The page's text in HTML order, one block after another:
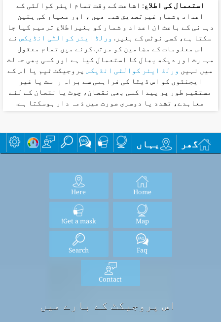
استعمال کی اطلاع: اشاعت کے وقت تمام ایئر کوالٹی کے
اعداد وشمار غیرتصدیق شدہ ھیں ، اور معیار کی یقین
دہانی کے باعث ان اعداد و شمار کو بغیراطلاع ترمیم کیا جا
سکتا ہے، کسی نوٹس کے بغیر.ورلڈ ایئر کوالٹی انڈیکسنے
اس معلومات کے مضامین کو مرتب کرنے میں تمام معقول
مہارت اور دیکھ بھال کا استعمال کیا ہے اور کسی بھی حالت
میں نہیںورلڈ ایئر کوالٹی انڈیکسپروجیکٹ ٹیم یا اس کے
ایجنٹوں کو اس ڈیٹا کی فراہمی سے براہ راست یا غیر
مستقیم طور پر پیدا کسی بھی نقصان، چوٹ یا نقصان کے لئے
معاہدے، تشدد یا دوسری صورت میں ذمہ دار ہوسکتا ہے.
گھر یہاں
Home
Here
Map
Get a mask!
Faq
Search
Contact
اس پروجیکٹ کے بارے میں